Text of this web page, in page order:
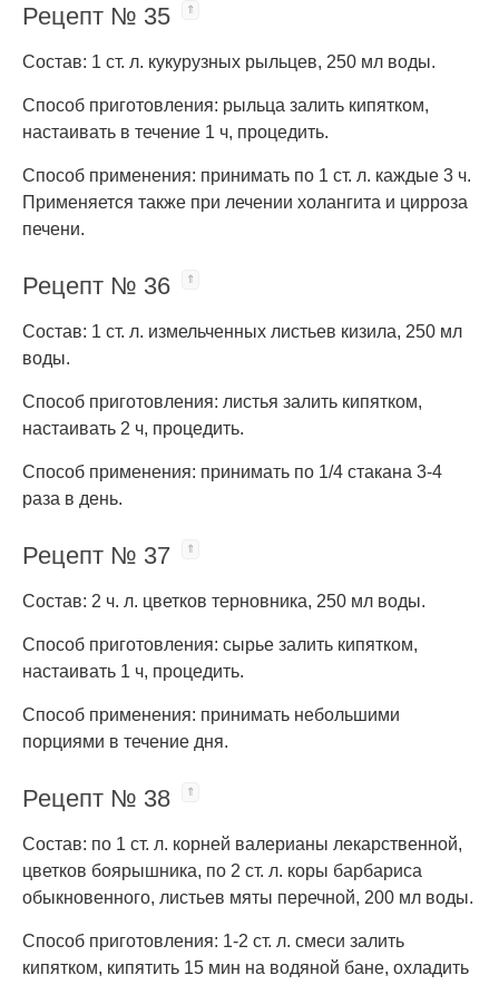
Рецепт № 35
Состав: 1 ст. л. кукурузных рыльцев, 250 мл воды.
Способ приготовления: рыльца залить кипятком,
настаивать в течение 1 ч, процедить.
Способ применения: принимать по 1 ст. л. каждые 3 ч.
Применяется также при лечении холангита и цирроза
печени.
Рецепт № 36
Состав: 1 ст. л. измельченных листьев кизила, 250 мл
воды.
Способ приготовления: листья залить кипятком,
настаивать 2 ч, процедить.
Способ применения: принимать по 1/4 стакана 3-4
раза в день.
Рецепт № 37
Состав: 2 ч. л. цветков терновника, 250 мл воды.
Способ приготовления: сырье залить кипятком,
настаивать 1 ч, процедить.
Способ применения: принимать небольшими
порциями в течение дня.
Рецепт № 38
Состав: по 1 ст. л. корней валерианы лекарственной,
цветков боярышника, по 2 ст. л. коры барбариса
обыкновенного, листьев мяты перечной, 200 мл воды.
Способ приготовления: 1-2 ст. л. смеси залить
кипятком, кипятить 15 мин на водяной бане, охладить